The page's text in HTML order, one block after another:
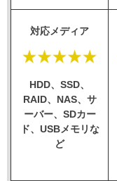
対応メディア
HDD、SSD、
RAID、NAS、サ
ーバー、SDカー
ド、USBメモリな
ど